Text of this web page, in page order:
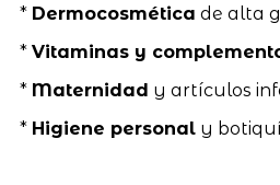
* Dermocosmética de alta
* Vitaminas y
* Maternidad y artículos
* Higiene personaly